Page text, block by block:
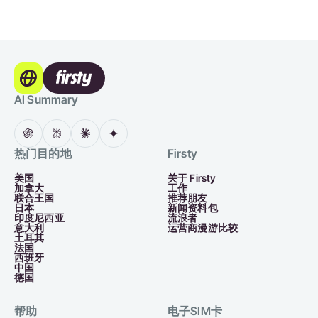
AI Summary
热门目的地
美国
加拿大
联合王国
日本
印度尼西亚
意大利
土耳其
法国
西班牙
中国
德国
Firsty
关于 Firsty
工作
推荐朋友
新闻资料包
流浪者
运营商漫游比较
帮助 电子SIM卡